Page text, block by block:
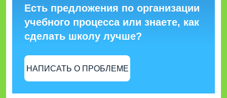
Есть предложения по организации
учебного процесса или знаете, как
сделать школу лучше?
НАПИСАТЬ О ПРОБЛЕМЕ